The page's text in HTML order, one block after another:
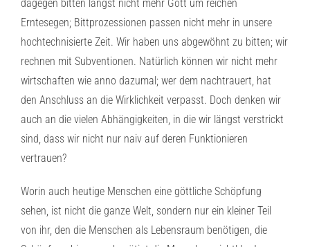
dagegen bitten längst nicht mehr Gott um reichen
Erntesegen; Bittprozessionen passen nicht mehr in unsere
hochtechnisierte Zeit. Wir haben uns abgewöhnt zu bitten; wir
rechnen mit Subventionen. Natürlich können wir nicht mehr
wirtschaften wie anno dazumal; wer dem nachtrauert, hat
den Anschluss an die Wirklichkeit verpasst. Doch denken wir
auch an die vielen Abhängigkeiten, in die wir längst verstrickt
sind, dass wir nicht nur naiv auf deren Funktionieren
vertrauen?
Worin auch heutige Menschen eine göttliche Schöpfung
sehen, ist nicht die ganze Welt, sondern nur ein kleiner Teil
von ihr, den die Menschen als Lebensraum benötigen, die